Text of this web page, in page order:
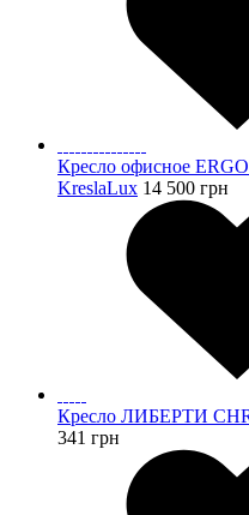
Кресло офисное
KreslaLux 14 500 грн
Кресло ЛИБЕРТИ
341 грн